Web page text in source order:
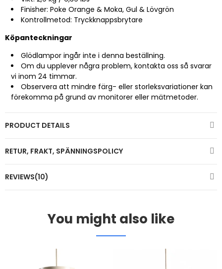
Finisher: Poke Orange & Moka, Gul & Lövgrön
Kontrollmetod: Tryckknappsbrytare
Köpanteckningar
Glödlampor ingår inte i denna beställning.
Om du upplever några problem, kontakta oss så svarar
vi inom 24 timmar.
Observera att mindre färg- eller storleksvariationer kan
förekomma på grund av monitorer eller mätmetoder.
PRODUCT DETAILS
RETUR, FRAKT, SPÄNNINGSPOLICY
REVIEWS(10)
You might also like